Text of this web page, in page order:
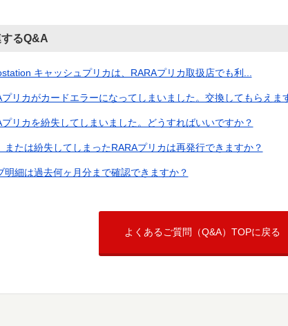
するQ&A
キャッシュプリカは、RARAプリカ取扱店でも利...
プリカがカードエラーになってしまいました。交換してもらえま
プリカを紛失してしまいました。どうすればいいですか？
または紛失してしまったRARAプリカは再発行できますか？
明細は過去何ヶ月分まで確認できますか？
よくあるご質問（Q&A）TOPに戻る